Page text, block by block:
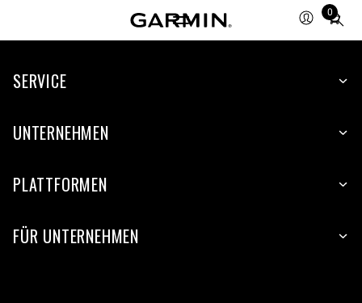
0
Total
items
cart:
SERVICE
UNTERNEHMEN
PLATTFORMEN
FÜR UNTERNEHMEN